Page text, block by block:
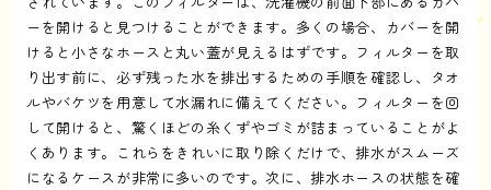
ーを開けると見つけることができます。多くの場合、カバーを開
けると小さなホースと丸い蓋が見えるはずです。フィルターを取
り出す前に、必ず残った水を排出するための手順を確認し、タオ
ルやバケツを用意して水漏れに備えてください。フィルターを回
して開けると、驚くほどの糸くずやゴミが詰まっていることがよ
くあります。これらをきれいに取り除くだけで、排水がスムーズ
になるケースが非常に多いのです。次に、排水ホースの状態を確